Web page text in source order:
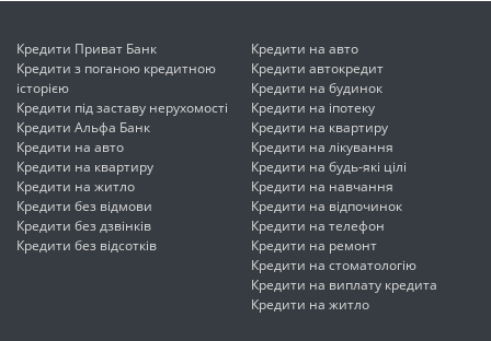
Кредити Приват Банк
Кредити з поганою кредитною
історією
Кредити під заставу нерухомості
Кредити Альфа Банк
Кредити на авто
Кредити на квартиру
Кредити на житло
Кредити без відмови
Кредити без дзвінків
Кредити без відсотків
Кредити на авто
Кредити автокредит
Кредити на будинок
Кредити на іпотеку
Кредити на квартиру
Кредити на лікування
Кредити на будь-які цілі
Кредити на навчання
Кредити на відпочинок
Кредити на телефон
Кредити на ремонт
Кредити на стоматологію
Кредити на виплату кредита
Кредити на житло